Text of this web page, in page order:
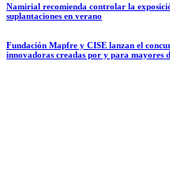
Namirial recomienda controlar la
suplantaciones en verano
Fundación Mapfre y CISE lanzan el
innovadoras creadas por y para mayores